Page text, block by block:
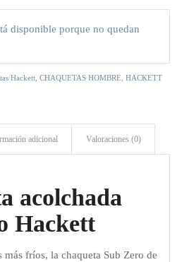
disponible porque no quedan
Hackett, CHAQUETAS HOMBRE HACKETT
adicional Valoraciones (0)
acolchada
Hackett
más fríos, la chaqueta Sub Zero de